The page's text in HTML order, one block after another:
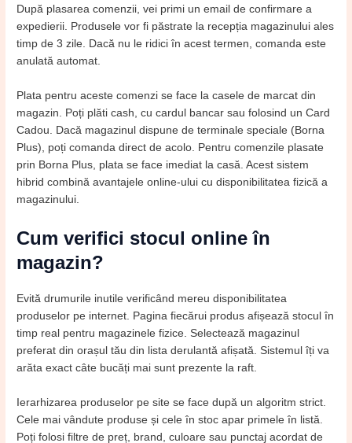
După plasarea comenzii, vei primi un email de confirmare a
expedierii. Produsele vor fi păstrate la recepția magazinului ales
timp de 3 zile. Dacă nu le ridici în acest termen, comanda este
anulată automat.
Plata pentru aceste comenzi se face la casele de marcat din
magazin. Poți plăti cash, cu cardul bancar sau folosind un Card
Cadou. Dacă magazinul dispune de terminale speciale (Borna
Plus), poți comanda direct de acolo. Pentru comenzile plasate
prin Borna Plus, plata se face imediat la casă. Acest sistem
hibrid combină avantajele online-ului cu disponibilitatea fizică a
magazinului.
Cum verifici stocul online în
magazin?
Evită drumurile inutile verificând mereu disponibilitatea
produselor pe internet. Pagina fiecărui produs afișează stocul în
timp real pentru magazinele fizice. Selectează magazinul
preferat din orașul tău din lista derulantă afișată. Sistemul îți va
arăta exact câte bucăți mai sunt prezente la raft.
Ierarhizarea produselor pe site se face după un algoritm strict.
Cele mai vândute produse și cele în stoc apar primele în listă.
Poți folosi filtre de preț, brand, culoare sau punctaj acordat de